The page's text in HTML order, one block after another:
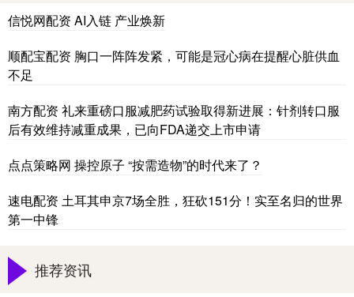
信悦网配资 AI入链 产业焕新
顺配宝配资 胸口一阵阵发紧，可能是冠心病在提醒心脏供血
不足
南方配资 礼来重磅口服减肥药试验取得新进展：针剂转口服
后有效维持减重成果，已向FDA递交上市申请
点点策略网 操控原子 “按需造物”的时代来了？
速电配资 土耳其申京7场全胜，狂砍151分！实至名归的世界
第一中锋
推荐资讯